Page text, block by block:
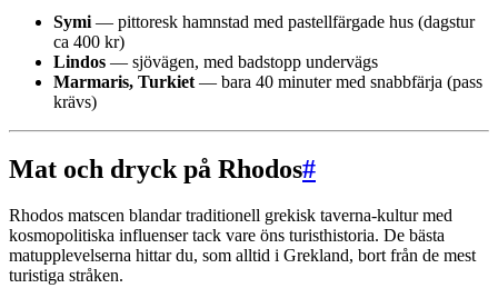
Symi — pittoresk hamnstad med pastellfärgade hus (dagstur
ca 400 kr)
Lindos — sjövägen, med badstopp undervägs
Marmaris, Turkiet — bara 40 minuter med snabbfärja (pass
krävs)
Mat och dryck på Rhodos#
Rhodos matscen blandar traditionell grekisk taverna-kultur med
kosmopolitiska influenser tack vare öns turisthistoria. De bästa
matupplevelserna hittar du, som alltid i Grekland, bort från de mest
turistiga stråken.